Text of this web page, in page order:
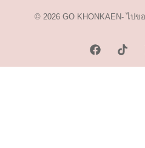
© 2026 GO KHONKAEN- ไปข